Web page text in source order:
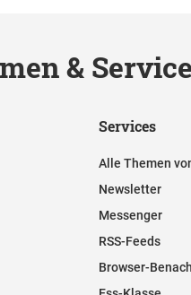
&
Services
Alle Themen
Newsletter
Messenger
RSS-Feeds
Browser-